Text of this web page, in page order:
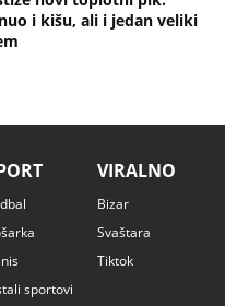
i kišu, ali i jedan veliki
sportovi
VIRALNO
Bizar
Svaštara
Tiktok